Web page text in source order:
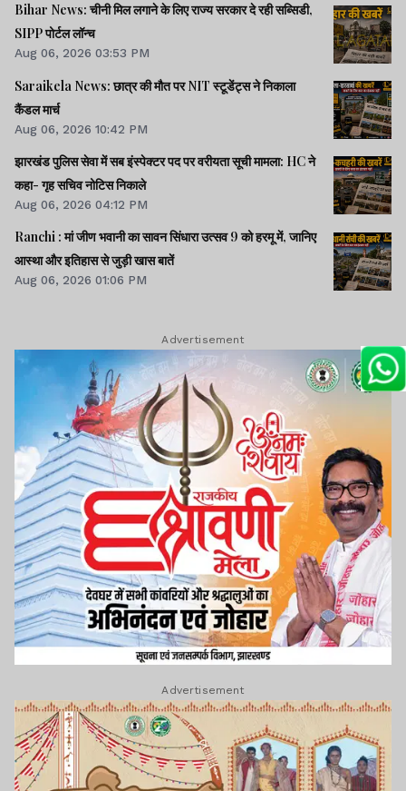
Bihar News: चीनी मिल लगाने के लिए राज्य सरकार दे रही सब्सिडी,
SIPP पोर्टल लॉन्च
Aug 06, 2026 03:53 PM
Saraikela News: छात्र की मौत पर NIT स्टूडेंट्स ने निकाला
कैंडल मार्च
Aug 06, 2026 10:42 PM
झारखंड पुलिस सेवा में सब इंस्पेक्टर पद पर वरीयता सूची मामला: HC ने
कहा- गृह सचिव नोटिस निकाले
Aug 06, 2026 04:12 PM
Ranchi : मां जीण भवानी का सावन सिंधारा उत्सव 9 को हरमू में, जानिए
आस्था और इतिहास से जुड़ी खास बातें
Aug 06, 2026 01:06 PM
Advertisement
Advertisement